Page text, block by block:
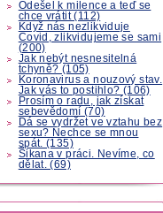
Odešel k milence a teď se
chce vrátit (112)
Když nás nezlikviduje
Covid, zlikvidujeme se sami
(200)
Jak nebýt nesnesitelná
tchyně? (105)
Koronavirus a nouzový stav.
Jak vás to postihlo? (106)
Prosím o radu, jak získat
sebevědomí (70)
Dá se vydržet ve vztahu bez
sexu? Nechce se mnou
spát. (135)
Šikana v práci. Nevíme, co
dělat. (69)